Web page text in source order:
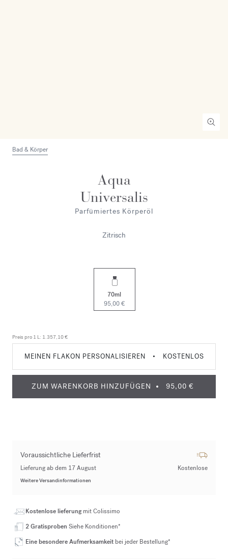
Bad & Körper
Aqua
Universalis
Parfümiertes Körperöl
Zitrisch
70ml
95,00 €
Preis pro 1 L: 1.357,10 €
MEINEN FLAKON PERSONALISIEREN • KOSTENLOS
ZUM WARENKORB HINZUFÜGEN 95,00 €
Voraussichtliche Lieferfrist
Lieferung ab dem 17 August Kostenlose
Weitere Versandinformationen
Kostenlose lieferungmit Colissimo
2 Gratisproben Siehe Konditionen*
Eine besondere Aufmerksamkeit bei jeder Bestellung*